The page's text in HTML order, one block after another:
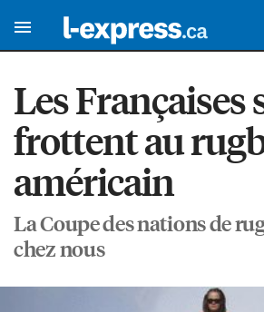
Les Françaises
frottent au
américain
La Coupe des nations de
chez nous